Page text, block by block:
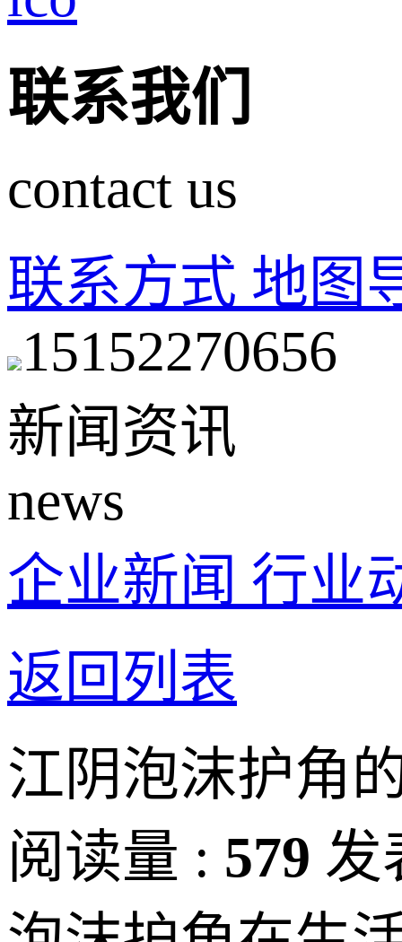
联系我们
contact us
联系方式 地图
15152270656
新闻资讯
news
企业新闻 行业
返回列表
江阴泡沫护角
阅读量 : 579 发